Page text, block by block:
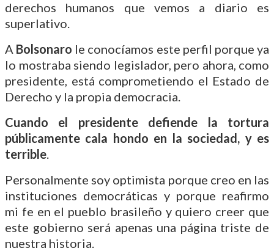
derechos humanos que vemos a diario es
superlativo.
A Bolsonaro le conocíamos este perfil porque ya
lo mostraba siendo legislador, pero ahora, como
presidente, está comprometiendo el Estado de
Derecho y la propia democracia.
Cuando el presidente defiende la tortura
públicamente cala hondo en la sociedad, y es
terrible.
Personalmente soy optimista porque creo en las
instituciones democráticas y porque reafirmo
mi fe en el pueblo brasileño y quiero creer que
este gobierno será apenas una página triste de
nuestra historia.